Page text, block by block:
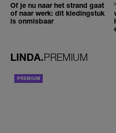
Of je nu naar het strand gaat
of naar werk: dit kledingstuk
is onmisbaar
LINDA.PREMIUM